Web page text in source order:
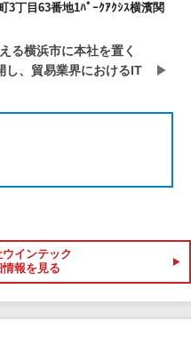
3丁目63番地1ﾊﾟｰｸｱｸｼｽ横濱関
る横浜市に本社を置く
し、貿易業界におけるIT
インテック
報を見る